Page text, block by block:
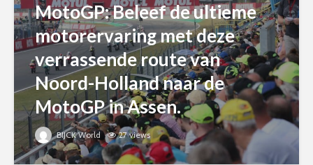
MotoGP: Beleef de ultieme
motorervaring met deze
verrassende route van
Noord-Holland naar de
MotoGP in Assen.
BIJCK World 27 views